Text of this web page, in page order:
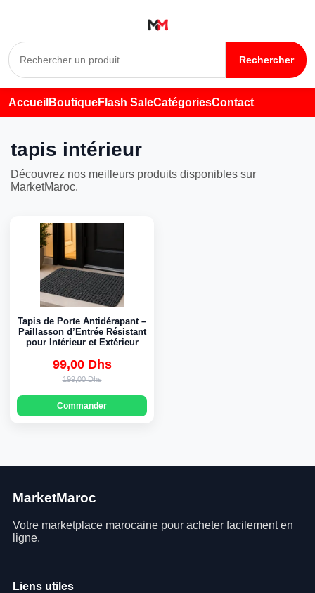
Rechercher
Accueil BoutiqueFlash SaleCatégoriesContact
tapis intérieur
Découvrez nos meilleurs produits disponibles sur
MarketMaroc.
Tapis de Porte Antidérapant –
Paillasson d’Entrée Résistant
pour Intérieur et Extérieur
199,00 DhsOriginal
price
was:
99,00 Dhs
Current
price
is:
Commander
MarketMaroc
Votre marketplace marocaine pour acheter facilement en
ligne.
Liens utiles